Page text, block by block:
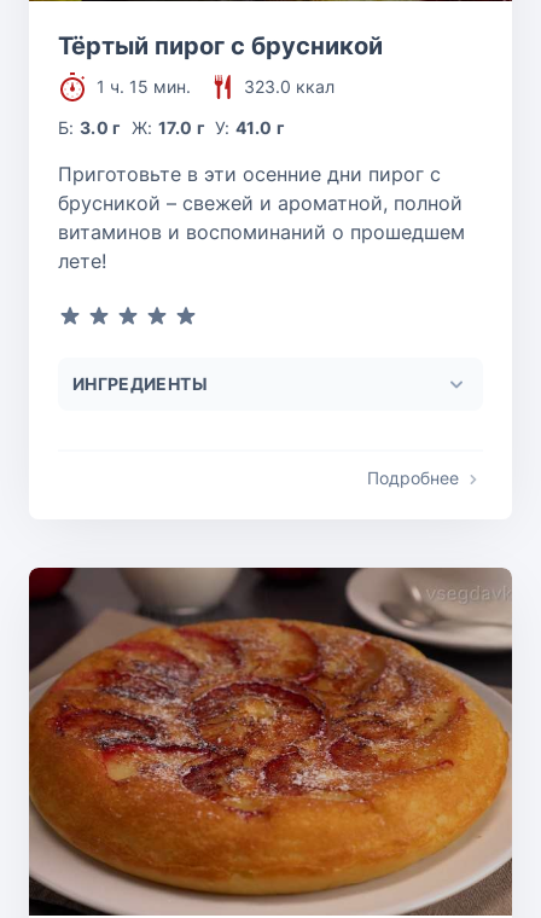
Тёртый пирог с брусникой
1 ч. 15 мин.
323.0 ккал
Б:3.0 г Ж: 17.0 г У:41.0 г
Приготовьте в эти осенние дни пирог с
брусникой – свежей и ароматной, полной
витаминов и воспоминаний о прошедшем
лете!
ИНГРЕДИЕНТЫ
Подробнее